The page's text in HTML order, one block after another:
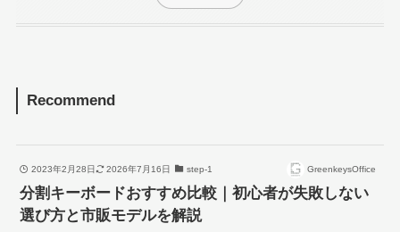
Recommend
2023年2月28日 2026年7月16日 step-1 GreenkeysOffice
分割キーボードおすすめ比較｜初心者が失敗しない
選び方と市販モデルを解説